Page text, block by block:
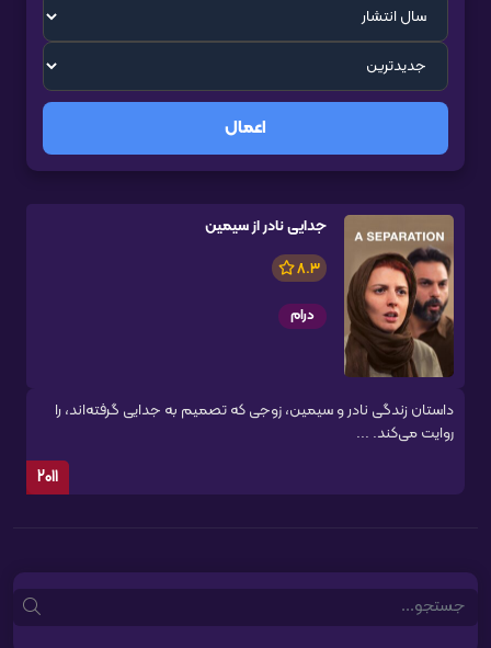
اعمال
جدایی نادر از سیمین
8.3
درام
داستان زندگی نادر و سیمین، زوجی که تصمیم به جدایی گرفته‌اند، را
روایت می‌کند. ...
2011
Search